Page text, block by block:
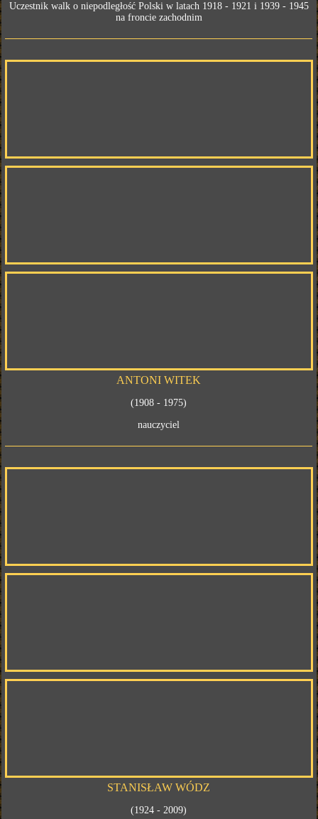
Uczestnik walk o niepodległość Polski w latach 1918 - 1921 i 1939 - 1945
na froncie zachodnim
ANTONI WITEK
(1908 - 1975)
nauczyciel
STANISŁAW WÓDZ
(1924 - 2009)